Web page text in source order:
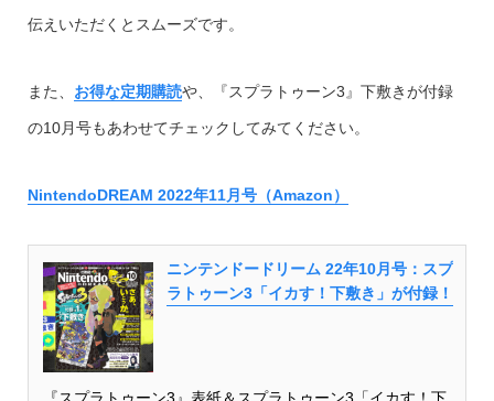
伝えいただくとスムーズです。
また、 お得な定期購読や、『スプラトゥーン3』下敷きが付録
の10月号もあわせてチェックしてみてください。
NintendoDREAM 2022年11月号（Amazon）
ニンテンドードリーム 22年10月号：スプ
ラトゥーン3「イカす！下敷き」が付録！
『スプラトゥーン3』表紙＆スプラトゥーン3「イカす！下